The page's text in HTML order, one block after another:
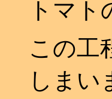
トマ
この工
しまい